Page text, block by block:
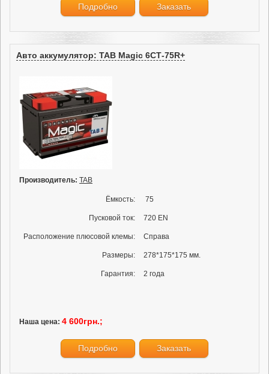
Подробно Заказать
Авто аккумулятор: TAB Magic 6СТ-75R+
Производитель: TAB
Ёмкость: 75
Пусковой ток: 720 EN
Расположение плюсовой клемы: Справа
Размеры: 278*175*175 мм.
Гарантия: 2 года
Наша цена: 4 600грн.;
Подробно Заказать